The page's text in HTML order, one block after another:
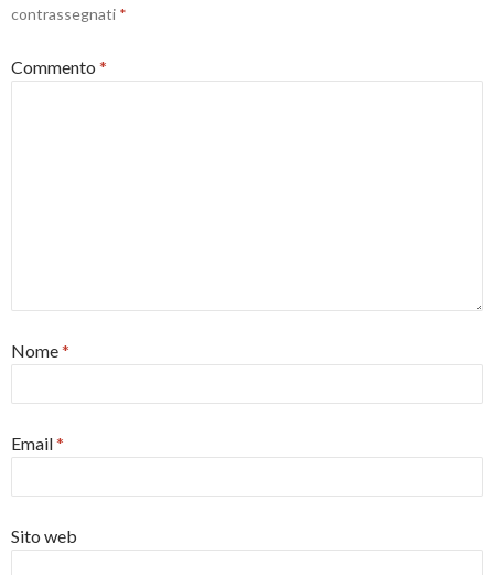
contrassegnati *
Commento *
Nome*
Email*
Sito web